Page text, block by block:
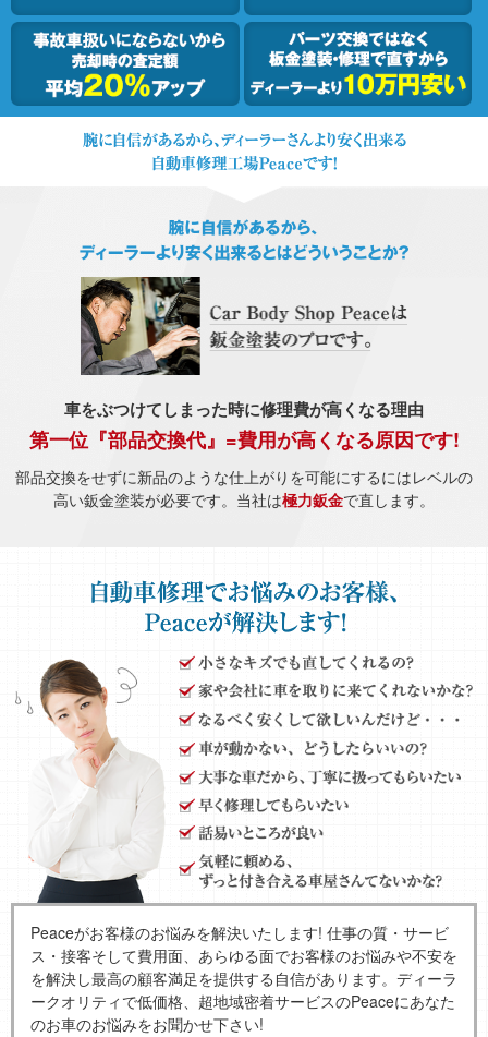
車をぶつけてしまった時に修理費が高くなる理由
第一位『部品交換代』=費用が高くなる原因です!
部品交換をせずに新品のような仕上がりを可能にするにはレベルの
高い鈑金塗装が必要です。当社は極力鈑金で直します。
Peaceがお客様のお悩みを解決いたします! 仕事の質・サービ
ス・接客そして費用面、あらゆる面でお客様のお悩みや不安を
を解決し最高の顧客満足を提供する自信があります。ディーラ
ークオリティで低価格、超地域密着サービスのPeaceにあなた
のお車のお悩みをお聞かせ下さい!